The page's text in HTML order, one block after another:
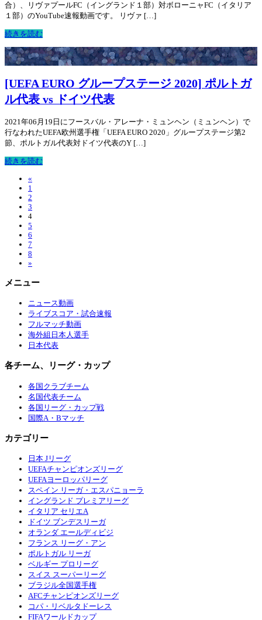
合）、リヴァプールFC（イングランド１部）対ボローニャFC（イタリア
１部）のYouTube速報動画です。 リヴァ […]
続きを読む
[UEFA EURO グループステージ 2020] ポルトガ
ル代表 vs ドイツ代表
2021年06月19日にフースバル・アレーナ・ミュンヘン（ミュンヘン）で
行なわれたUEFA欧州選手権「UEFA EURO 2020」グループステージ第2
節、ポルトガル代表対ドイツ代表のY […]
続きを読む
«
1
2
3
4
5
6
7
8
»
メニュー
ニュース動画
ライブスコア・試合速報
フルマッチ動画
海外組日本人選手
日本代表
各チーム、リーグ・カップ
各国クラブチーム
名国代表チーム
各国リーグ・カップ戦
国際A・Bマッチ
カテゴリー
日本 Jリーグ
UEFAチャンピオンズリーグ
UEFAヨーロッパリーグ
スペイン リーガ・エスパニョーラ
イングランド プレミアリーグ
イタリア セリエA
ドイツ ブンデスリーガ
オランダ エールディビジ
フランス リーグ・アン
ポルトガル リーガ
ベルギー プロリーグ
スイス スーパーリーグ
ブラジル全国選手権
AFCチャンピオンズリーグ
コパ・リベルタドーレス
FIFAワールドカップ